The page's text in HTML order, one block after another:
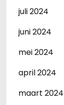
juli 2024
juni 2024
mei 2024
april 2024
maart 2024